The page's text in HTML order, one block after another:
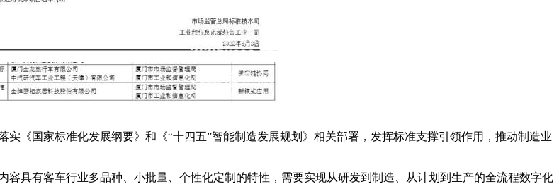
《国家标准化发展纲要》和《“十四五”智能制造发展规划》相关部署，发挥标准支撑引领作用，推动制造业
具有客车行业多品种、小批量、个性化定制的特性，需要实现从研发到制造、从计划到生产的全流程数字化